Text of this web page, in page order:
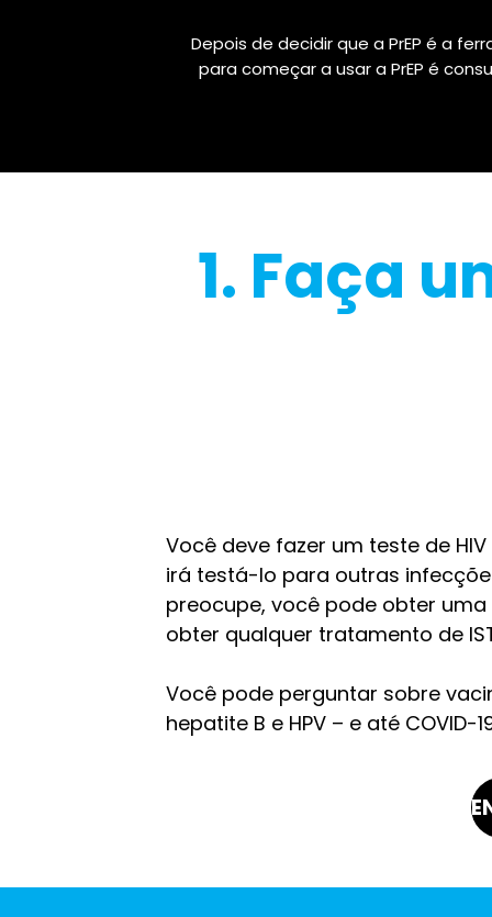
Depois de decidir que a PrEP é a
para começar a usar a PrEP é
1. Faça
online
Você deve fazer um teste de
irá testá-lo para outras
preocupe, você pode obter uma
obter qualquer tratamento de
Você pode perguntar sobre
hepatite B e HPV – e até COVID-